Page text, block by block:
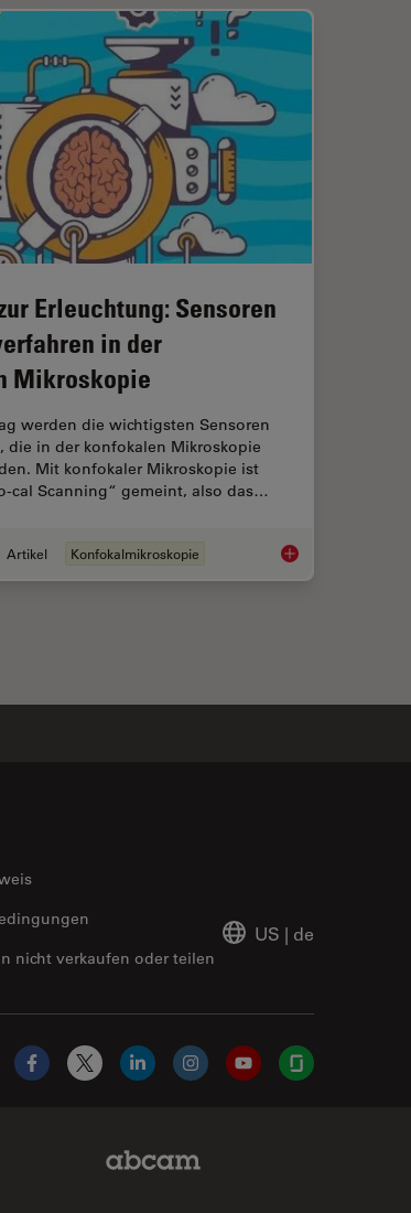
Imaging?
Erleuchtung: Sensoren
in der
Mikroskopie
werden die wichtigsten Sensoren
die in der konfokalen Mikroskopie
Mit konfokaler Mikroskopie ist
cal Scanning“ gemeint, also das…
Artikel Konfokalmikroskopie Vom Licht zur
nicht verkaufen oder teilen
US | de
Facebook
X LinkedInInstagramYouTubeGlassdoor